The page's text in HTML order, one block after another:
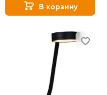
В корзину